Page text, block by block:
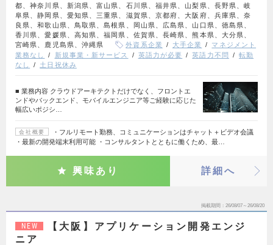
都、神奈川県、新潟県、富山県、石川県、福井県、山梨県、長野県、岐
阜県、静岡県、愛知県、三重県、滋賀県、京都府、大阪府、兵庫県、奈
良県、和歌山県、鳥取県、島根県、岡山県、広島県、山口県、徳島県、
香川県、愛媛県、高知県、福岡県、佐賀県、長崎県、熊本県、大分県、
宮崎県、鹿児島県、沖縄県
外資系企業 大手企業
マネジメント
業務なし
新規事業・新サービス 英語力が必要 英語力不問
転勤
なし
土日祝休み
■ 業務内容 クラウドアーキテクトだけでなく、フロントエ
ンドやバックエンド、モバイルエンジニア等ご経験に応じた
幅広いポジシ…
会社概要
・フルリモート勤務、コミュニケーションはチャット＋ビデオ会議
・最新の開発端末利用可能 ・コンサルタントとともに働くため、最…
興味あり 詳細へ
掲載期間 26/08/07～26/08/20
NEW
【大阪】アプリケーション開発エンジ
ニア